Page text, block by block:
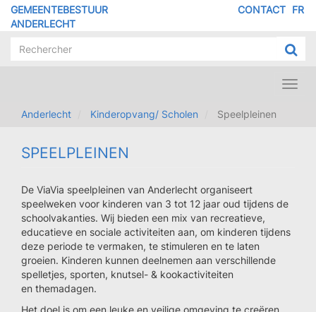
Overslaan
GEMEENTEBESTUUR
ANDERLECHT
FR
CONTACT
Anderlecht
Kinderopvang/ Scholen Speelpleinen
SPEELPLEINEN
De ViaVia speelpleinen van Anderlecht organiseert
speelweken voor kinderen van 3 tot 12 jaar oud tijdens de
schoolvakanties. Wij bieden een mix van recreatieve,
educatieve en sociale activiteiten aan, om kinderen tijdens
deze periode te vermaken, te stimuleren en te laten
groeien. Kinderen kunnen deelnemen aan verschillende
spelletjes, sporten, knutsel- & kookactiviteiten
en themadagen.
Het doel is om een leuke en veilige omgeving te creëren